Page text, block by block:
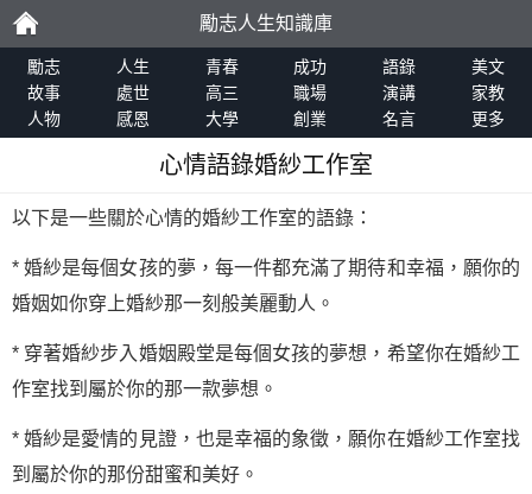
勵
志
勵志人生知識庫
勵志 人生 青春 成功 語錄
美文
故事
處世 高三 職場 演講
家教
人物
感恩 大學 創業 名言 更多
心情語錄婚紗工作室
以下是一些關於心情的婚紗工作室的語錄：
* 婚紗是每個女孩的夢，每一件都充滿了期待和幸福，願你的
婚姻如你穿上婚紗那一刻般美麗動人。
* 穿著婚紗步入婚姻殿堂是每個女孩的夢想，希望你在婚紗工
作室找到屬於你的那一款夢想。
* 婚紗是愛情的見證，也是幸福的象徵，願你在婚紗工作室找
到屬於你的那份甜蜜和美好。